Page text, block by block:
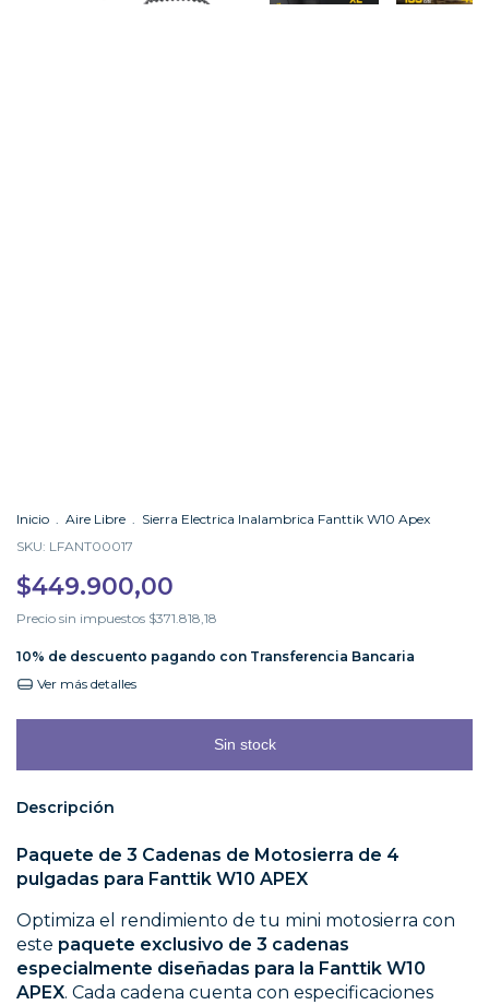
Inicio . Aire Libre . Sierra Electrica Inalambrica Fanttik W10 Apex
SKU: LFANT00017
$449.900,00
Precio sin impuestos $371.818,18
10% de descuento pagando con Transferencia Bancaria
Ver más detalles
Descripción
Paquete de 3 Cadenas de Motosierra de 4
pulgadas para Fanttik W10 APEX
Optimiza el rendimiento de tu mini motosierra con
este paquete exclusivo de 3 cadenas
especialmente diseñadas para la Fanttik W10
APEX. Cada cadena cuenta con especificaciones